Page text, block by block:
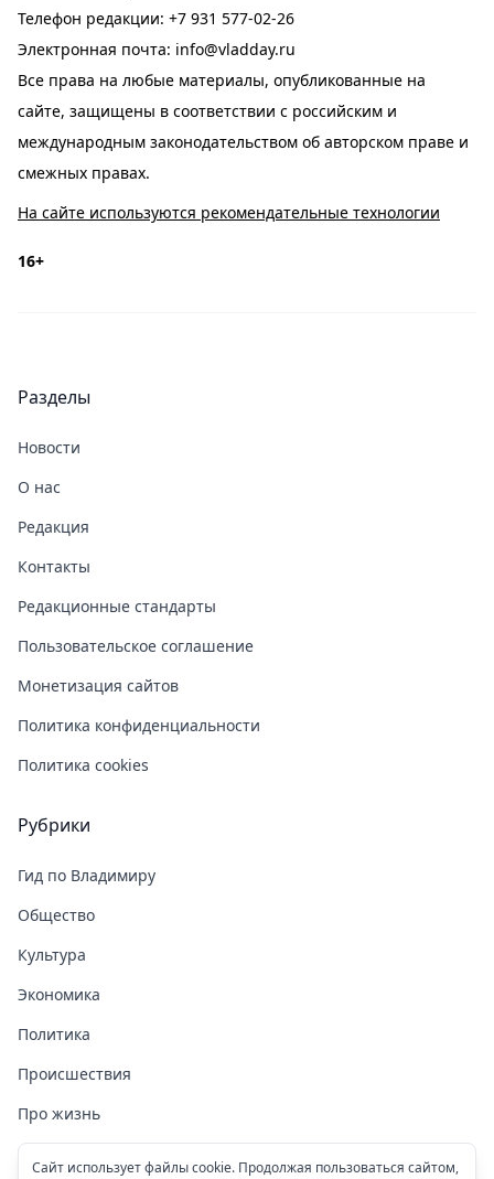
Телефон редакции: +7 931 577-02-26
Электронная почта: info@vladday.ru
Все права на любые материалы, опубликованные на
сайте, защищены в соответствии с российским и
международным законодательством об авторском праве и
смежных правах.
На сайте используются рекомендательные технологии
16+
Разделы
Новости
О нас
Редакция
Контакты
Редакционные стандарты
Пользовательское соглашение
Монетизация сайтов
Политика конфиденциальности
Политика cookies
Рубрики
Гид по Владимиру
Общество
Культура
Экономика
Политика
Происшествия
Про жизнь
Здоровье
Сайт использует файлы cookie. Продолжая пользоваться сайтом,